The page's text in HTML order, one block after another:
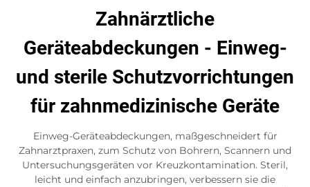
Zahnärztliche
Geräteabdeckungen - Einweg-
und sterile Schutzvorrichtungen
für zahnmedizinische Geräte
Einweg-Geräteabdeckungen, maßgeschneidert für
Zahnarztpraxen, zum Schutz von Bohrern, Scannern und
Untersuchungsgeräten vor Kreuzkontamination. Steril,
leicht und einfach anzubringen, verbessern sie die